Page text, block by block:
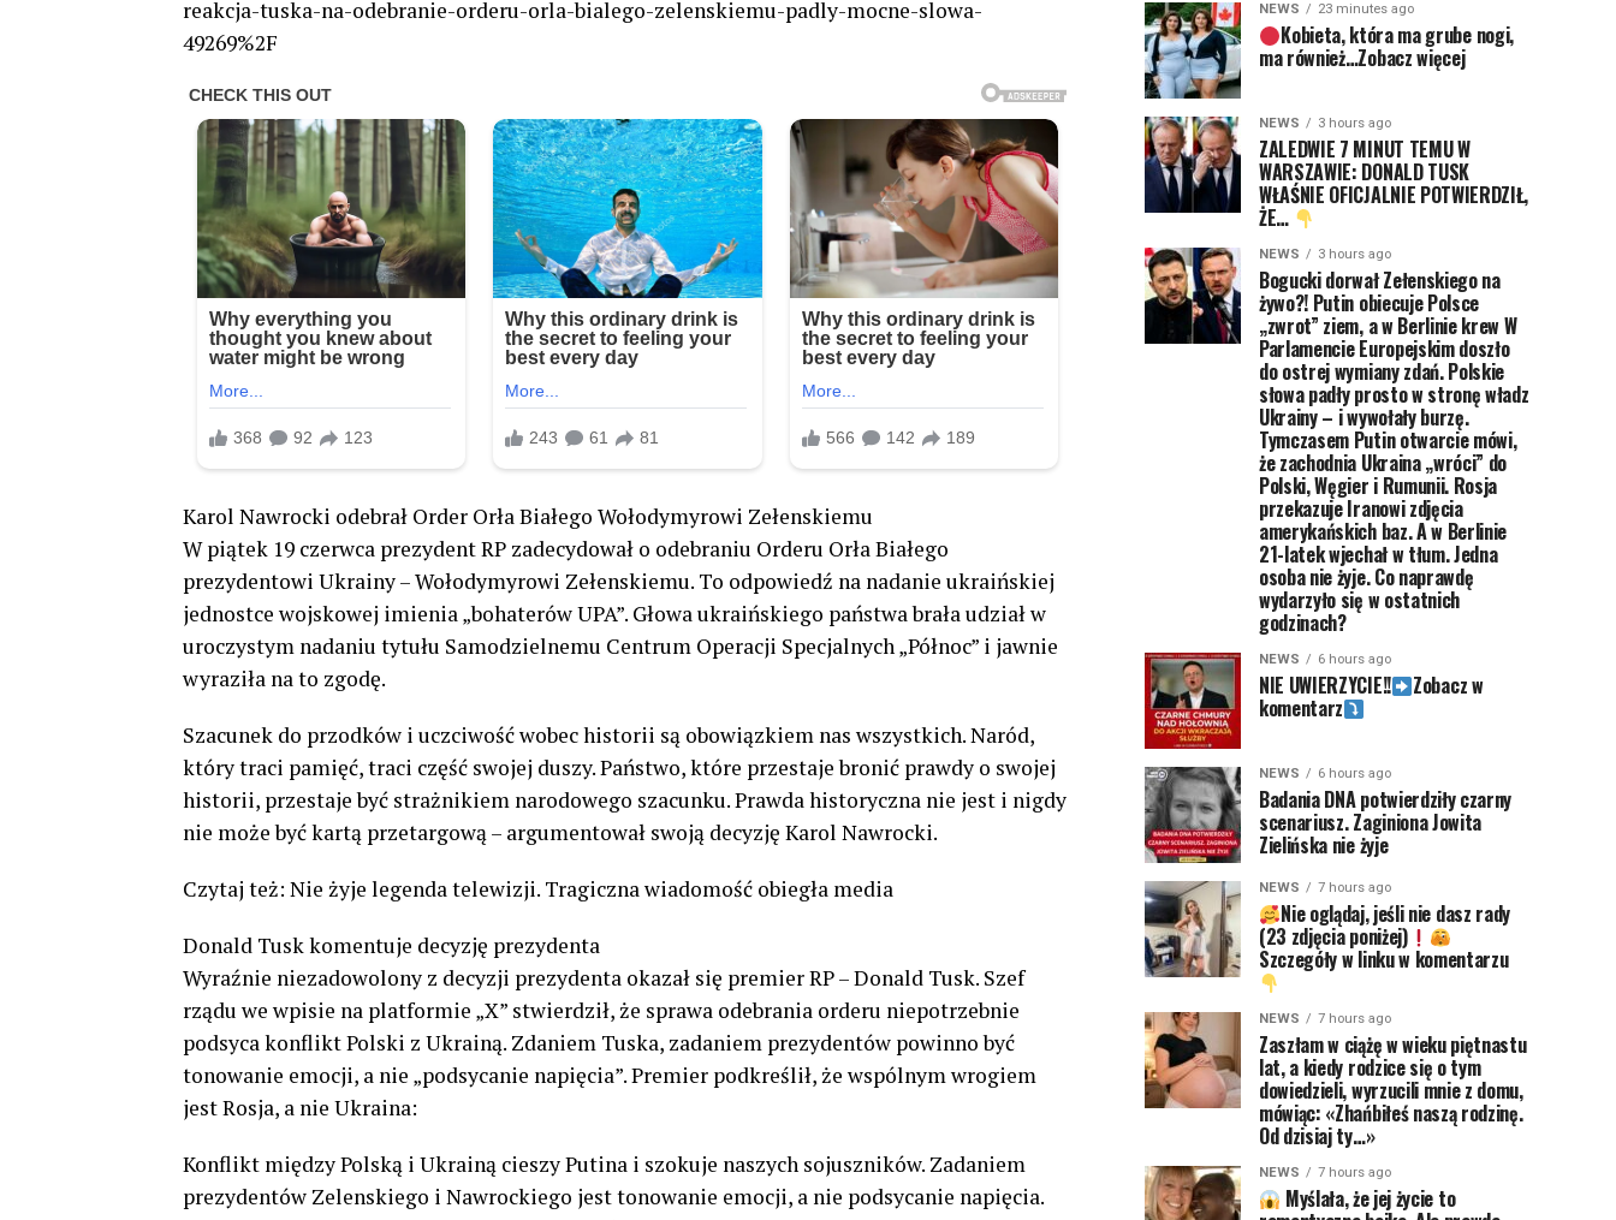
reakcja-tuska-na-odebranie-orderu-orla-bialego-zelenskiemu-padly-mocne-slowa-
49269%2F
Karol Nawrocki odebrał Order Orła Białego Wołodymyrowi Zełenskiemu
W piątek 19 czerwca prezydent RP zadecydował o odebraniu Orderu Orła Białego
prezydentowi Ukrainy – Wołodymyrowi Zełenskiemu. To odpowiedź na nadanie ukraińskiej
jednostce wojskowej imienia „bohaterów UPA”. Głowa ukraińskiego państwa brała udział w
uroczystym nadaniu tytułu Samodzielnemu Centrum Operacji Specjalnych „Północ” i jawnie
wyraziła na to zgodę.
Szacunek do przodków i uczciwość wobec historii są obowiązkiem nas wszystkich. Naród,
który traci pamięć, traci część swojej duszy. Państwo, które przestaje bronić prawdy o swojej
historii, przestaje być strażnikiem narodowego szacunku. Prawda historyczna nie jest i nigdy
nie może być kartą przetargową – argumentował swoją decyzję Karol Nawrocki.
Czytaj też: Nie żyje legenda telewizji. Tragiczna wiadomość obiegła media
Donald Tusk komentuje decyzję prezydenta
Wyraźnie niezadowolony z decyzji prezydenta okazał się premier RP – Donald Tusk. Szef
rządu we wpisie na platformie „X” stwierdził, że sprawa odebrania orderu niepotrzebnie
podsyca konflikt Polski z Ukrainą. Zdaniem Tuska, zadaniem prezydentów powinno być
tonowanie emocji, a nie „podsycanie napięcia”. Premier podkreślił, że wspólnym wrogiem
jest Rosja, a nie Ukraina:
Konflikt między Polską i Ukrainą cieszy Putina i szokuje naszych sojuszników. Zadaniem
prezydentów Zelenskiego i Nawrockiego jest tonowanie emocji, a nie podsycanie napięcia.
NEWS 23 minutes ago
Kobieta, która ma grube nogi,
ma również…Zobacz więcej
NEWS 3 hours ago
ZALEDWIE 7 MINUT TEMU W
WARSZAWIE: DONALD TUSK
WŁAŚNIE OFICJALNIE POTWIERDZIŁ,
ŻE…
NEWS 3 hours ago
Bogucki dorwał Zełenskiego na
żywo?! Putin obiecuje Polsce
„zwrot” ziem, a w Berlinie krew W
Parlamencie Europejskim doszło
do ostrej wymiany zdań. Polskie
słowa padły prosto w stronę władz
Ukrainy – i wywołały burzę.
Tymczasem Putin otwarcie mówi,
że zachodnia Ukraina „wróci” do
Polski, Węgier i Rumunii. Rosja
przekazuje Iranowi zdjęcia
amerykańskich baz. A w Berlinie
21-latek wjechał w tłum. Jedna
osoba nie żyje. Co naprawdę
wydarzyło się w ostatnich
godzinach?
NEWS 6 hours ago
NIE UWIERZYCIE!! Zobacz w
komentarz
NEWS 6 hours ago
Badania DNA potwierdziły czarny
scenariusz. Zaginiona Jowita
Zielińska nie żyje
NEWS 7 hours ago
Nie oglądaj, jeśli nie dasz rady
(23 zdjęcia poniżej)
Szczegóły w linku w komentarzu
NEWS 7 hours ago
Zaszłam w ciążę w wieku piętnastu
lat, a kiedy rodzice się o tym
dowiedzieli, wyrzucili mnie z domu,
mówiąc: «Zhańbiłeś naszą rodzinę.
Od dzisiaj ty…»
NEWS 7 hours ago
Myślała, że jej życie to